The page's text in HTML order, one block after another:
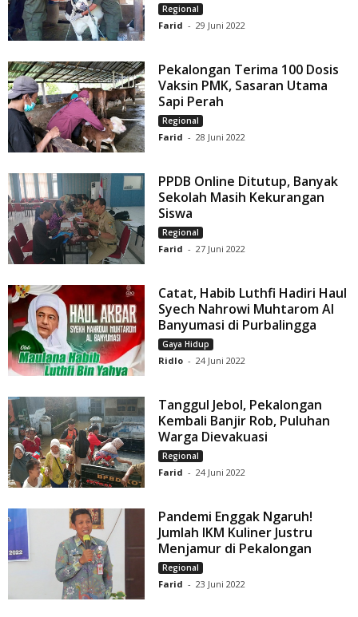
Regional
Farid - 29 Juni 2022
Pekalongan Terima 100 Dosis
Vaksin PMK, Sasaran Utama
Sapi Perah
Regional
Farid - 28 Juni 2022
PPDB Online Ditutup, Banyak
Sekolah Masih Kekurangan
Siswa
Regional
Farid - 27 Juni 2022
Catat, Habib Luthfi Hadiri Haul
Syech Nahrowi Muhtarom Al
Banyumasi di Purbalingga
Gaya Hidup
Ridlo - 24 Juni 2022
Tanggul Jebol, Pekalongan
Kembali Banjir Rob, Puluhan
Warga Dievakuasi
Regional
Farid - 24 Juni 2022
Pandemi Enggak Ngaruh!
Jumlah IKM Kuliner Justru
Menjamur di Pekalongan
Regional
Farid - 23 Juni 2022